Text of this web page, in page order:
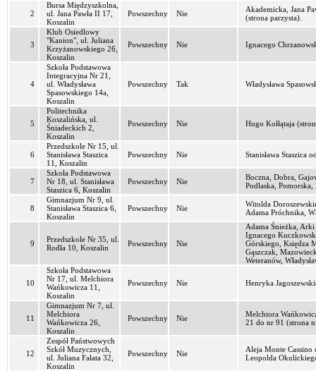
2
Bursa Międzyszkolna,
ul. Jana Pawła II 17,
Koszalin
Powszechny Nie
Akademicka, Jana
(strona parzysta).
3
Klub Osiedlowy
"Kanion", ul. Juliana
Krzyżanowskiego 26,
Koszalin
Powszechny Nie Ignacego
4
Szkoła Podstawowa
Integracyjna Nr 21,
ul. Władysława
Spasowskiego 14a,
Koszalin
Powszechny Tak Władysława
5
Politechnika
Koszalińska, ul.
Śniadeckich 2,
Koszalin
Powszechny Nie Hugo Kołłątaja
6
Przedszkole Nr 15, ul.
Stanisława Staszica
11, Koszalin
Powszechny Nie Stanisława Staszica
7
Szkoła Podstawowa
Nr 18, ul. Stanisława
Staszica 6, Koszalin
Powszechny Nie
Boczna, Dobra,
Podlaska, Pomorska,
8
Gimnazjum Nr 9, ul.
Stanisława Staszica 6,
Koszalin
Powszechny Nie
Witolda
Adama Próchnika,
9
Przedszkole Nr 35, ul.
Rodła 10, Koszalin
Powszechny Nie
Adama Śnieżka,
Ignacego
Górskiego, Księdza
Gąszczak,
Weteranów,
10
Szkoła Podstawowa
Nr 17, ul. Melchiora
Wańkowicza 11,
Koszalin
Powszechny Nie Henryka
11
Gimnazjum Nr 7, ul.
Melchiora
Wańkowicza 26,
Koszalin
Powszechny Nie
Melchiora
21 do nr 91 (strona
12
Zespół Państwowych
Szkół Muzycznych,
ul. Juliana Fałata 32,
Koszalin
Powszechny Nie
Aleja Monte Cassino
Leopolda